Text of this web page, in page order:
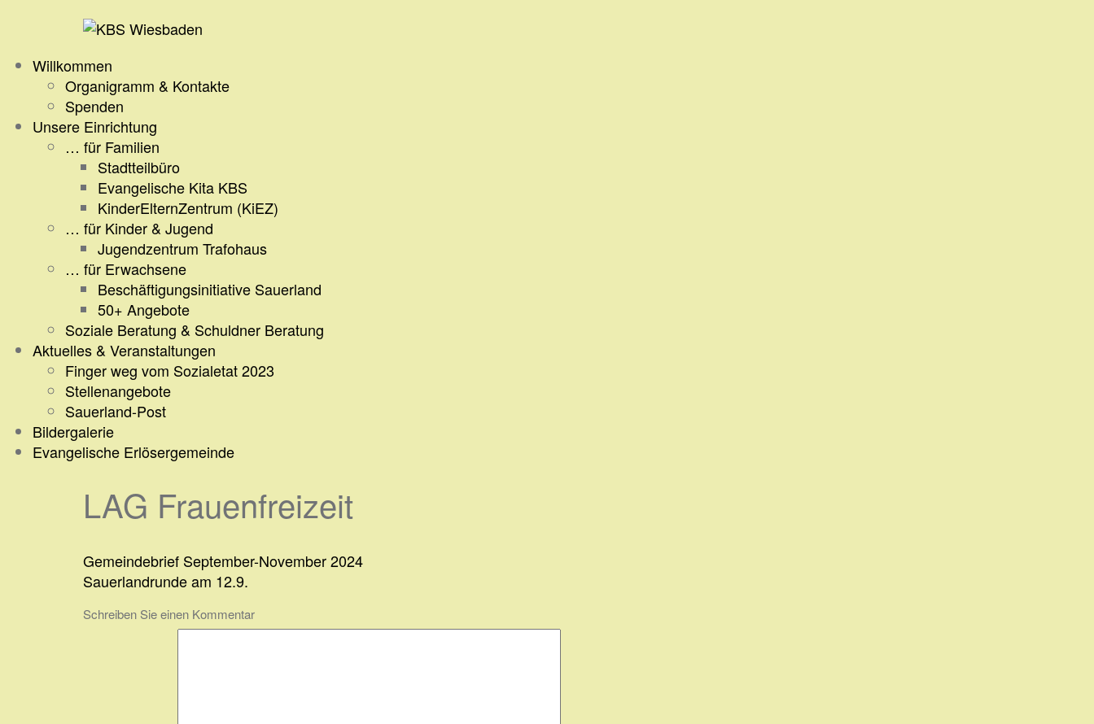
Willkommen
Organigramm & Kontakte
Spenden
Unsere Einrichtung
… für Familien
Stadtteilbüro
Evangelische Kita KBS
KinderElternZentrum (KiEZ)
… für Kinder & Jugend
Jugendzentrum Trafohaus
… für Erwachsene
Beschäftigungsinitiative Sauerland
50+ Angebote
Soziale Beratung & Schuldner Beratung
Aktuelles & Veranstaltungen
Finger weg vom Sozialetat 2023
Stellenangebote
Sauerland-Post
Bildergalerie
Evangelische Erlösergemeinde
LAG Frauenfreizeit
Beitragsnavigation
Gemeindebrief September-November 2024
Sauerlandrunde am 12.9.
Schreiben Sie einen Kommentar